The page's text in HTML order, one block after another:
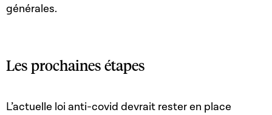
générales.
Les prochaines étapes
L’actuelle loi anti-covid devrait rester en place